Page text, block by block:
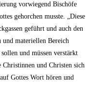
vor­wie­gend Bischö­fe
gehor­chen muss­te. „Die­se
geführt und auch den
und mate­ri­el­len Bereich
und müs­sen ver­stärkt
und Chris­ten sich
Got­tes Wort hören und